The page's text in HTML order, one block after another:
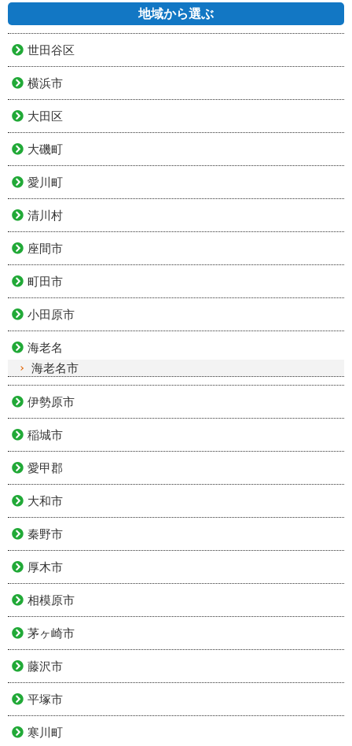
地域から選ぶ
世田谷区
横浜市
大田区
大磯町
愛川町
清川村
座間市
町田市
小田原市
海老名
海老名市
伊勢原市
稲城市
愛甲郡
大和市
秦野市
厚木市
相模原市
茅ヶ崎市
藤沢市
平塚市
寒川町